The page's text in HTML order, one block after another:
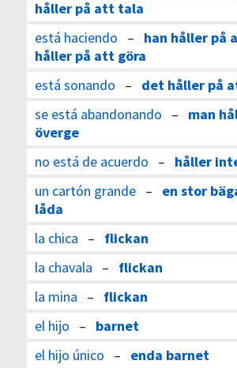
håller på att tala
está haciendo – han håller på
håller på att göra
está sonando – det håller på
se está abandonando – man
överge
no está de acuerdo – håller
un cartón grande– en stor
låda
la chica – flickan
la chavala – flickan
la mina – flickan
el hijo – barnet
el hijo único – enda barnet